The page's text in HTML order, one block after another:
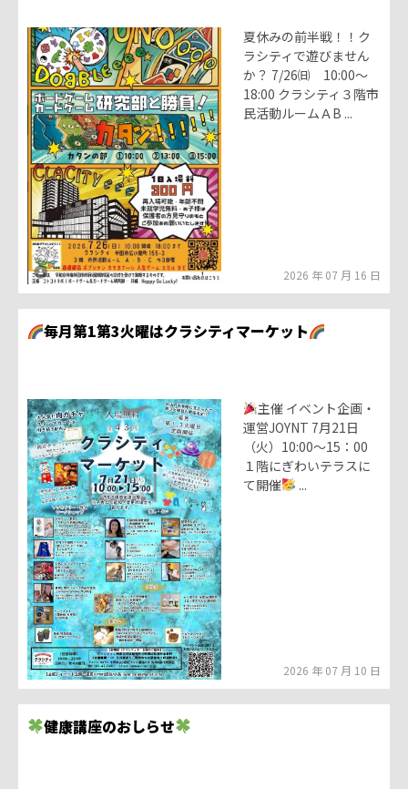
夏休みの前半戦！！ク
ラシティで遊びません
か？ 7/26㈰ 10:00〜
18:00 クラシティ３階市
民活動ルームＡB ...
2026 年 07 月 16 日
毎月第1第3火曜はクラシティマーケット
主催 イベント企画・
運営JOYNT 7月21日
（火）10:00～15：00
１階にぎわいテラスに
て開催
...
2026 年 07 月 10 日
健康講座のおしらせ